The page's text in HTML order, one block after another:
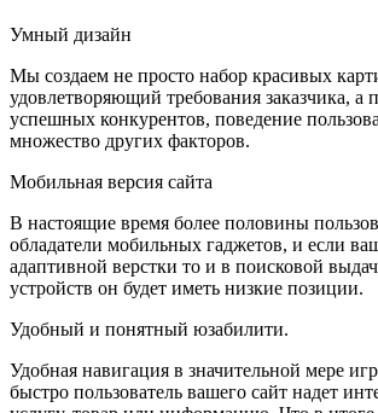
Умный дизайн
Мы создаем не просто набор красивых
удовлетворяющий требования заказчика, а
успешных конкурентов, поведение
множество других факторов.
Мобильная версия сайта
В настоящие время более половины
обладатели мобильных гаджетов, и если
адаптивной верстки то и в поисковой
устройств он будет иметь низкие позиции.
Удобный и понятный юзабилити.
Удобная навигация в значительной мере
быстро пользователь вашего сайт надет